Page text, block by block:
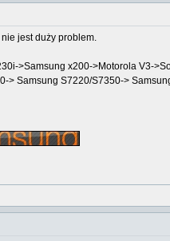
jest duży problem.
>Samsung x200->Motorola V3-
> Samsung S7220/S7350->